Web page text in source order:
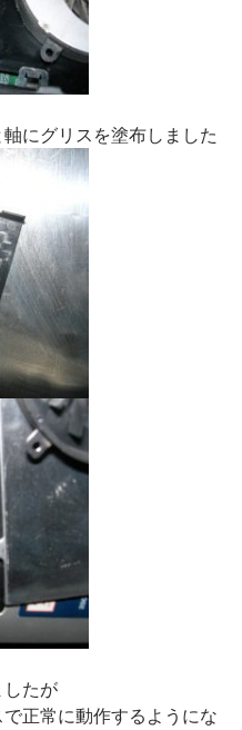
にグリスを塗布しました
したが
正常に動作するようにな